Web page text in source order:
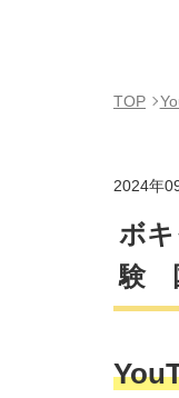
TOP
2024年
ボ
験